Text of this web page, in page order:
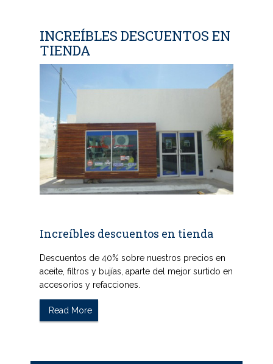
INCREÍBLES DESCUENTOS EN
TIENDA
Increíbles descuentos en tienda
Descuentos de 40% sobre nuestros precios en
aceite, filtros y bujías, aparte del mejor surtido en
accesorios y refacciones.
Read More